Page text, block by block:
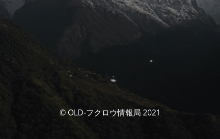
© OLD-フクロウ情報局 2021